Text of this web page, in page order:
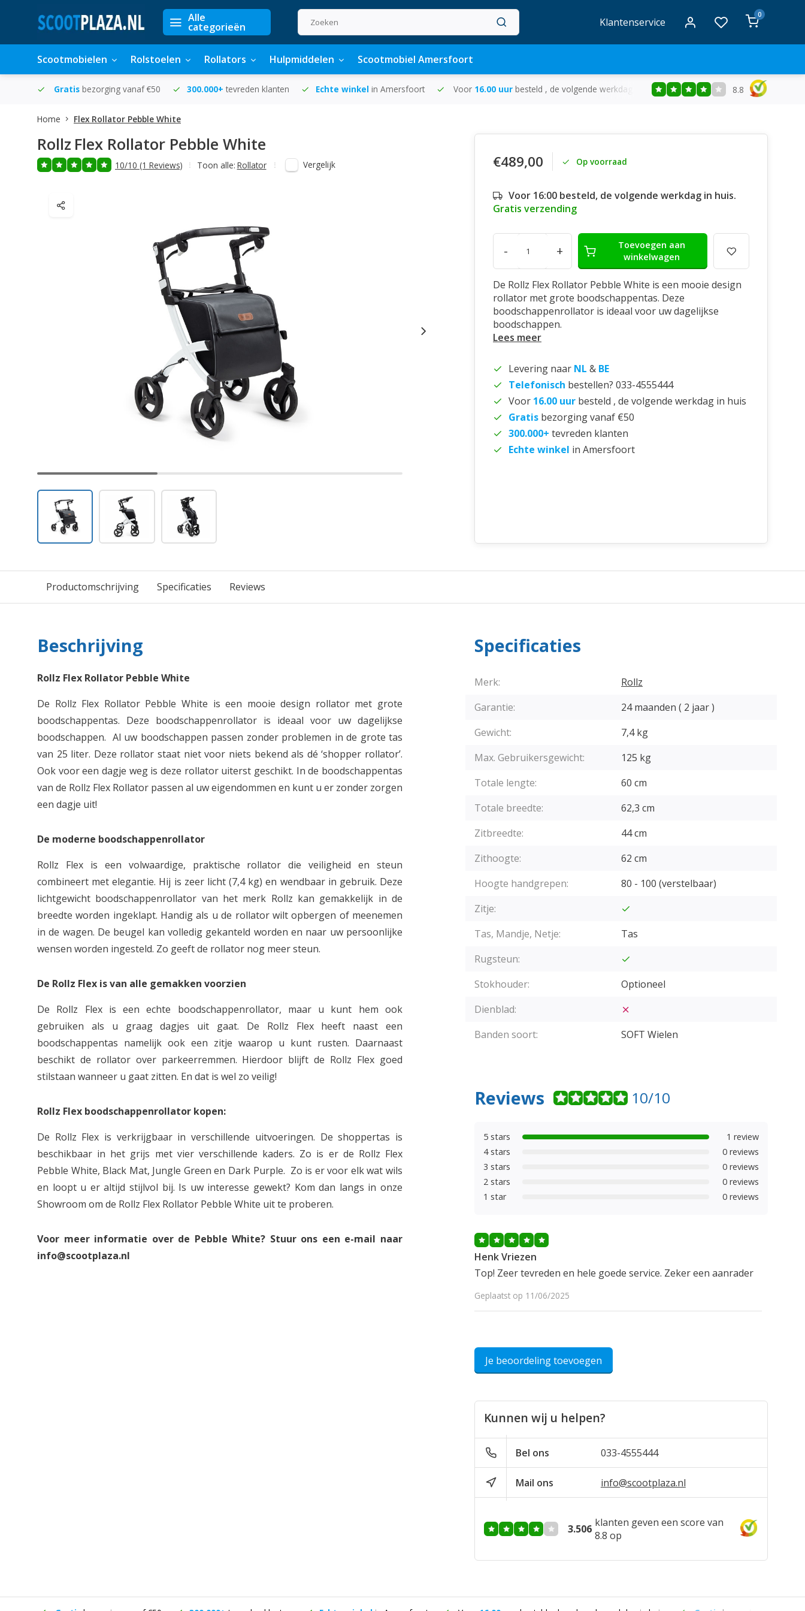
Alle
categorieën Klantenservice
0
Scootmobielen Rolstoelen Rollators Hulpmiddelen Scootmobiel Amersfoort
Gratis bezorging vanaf €50 300.000+ tevreden klanten Echte winkel in Amersfoort Voor 16.00 uur besteld , de volgende werkdag in huis Gratisbezorging vanaf €50
8.8
Home Flex Rollator Pebble White
Rollz Flex Rollator Pebble White
10/10 (1 Reviews) Toon alle: Rollator Vergelijk €489,00 Op voorraad
Voor 16:00 besteld, de volgende werkdag in huis.
Gratis verzending
- +
Toevoegen aan
winkelwagen
De Rollz Flex Rollator Pebble White is een mooie design
rollator met grote boodschappentas. Deze
boodschappenrollator is ideaal voor uw dagelijkse
boodschappen.
Lees meer
Levering naar NL & BE
Telefonisch bestellen? 033-4555444
Voor 16.00 uur besteld , de volgende werkdag in huis
Gratis bezorging vanaf €50
300.000+ tevreden klanten
Echte winkel in Amersfoort
Productomschrijving Specificaties Reviews
Beschrijving
Rollz Flex Rollator Pebble White
De Rollz Flex Rollator Pebble White is een mooie design rollator met grote
boodschappentas. Deze boodschappenrollator is ideaal voor uw dagelijkse
boodschappen. Al uw boodschappen passen zonder problemen in de grote tas
van 25 liter. Deze rollator staat niet voor niets bekend als dé ‘shopper rollator’.
Ook voor een dagje weg is deze rollator uiterst geschikt. In de boodschappentas
van de Rollz Flex Rollator passen al uw eigendommen en kunt u er zonder zorgen
een dagje uit!
De moderne boodschappenrollator
Rollz Flex is een volwaardige, praktische rollator die veiligheid en steun
combineert met elegantie. Hij is zeer licht (7,4 kg) en wendbaar in gebruik. Deze
lichtgewicht boodschappenrollator van het merk Rollz kan gemakkelijk in de
breedte worden ingeklapt. Handig als u de rollator wilt opbergen of meenemen
in de wagen. De beugel kan volledig gekanteld worden en naar uw persoonlijke
wensen worden ingesteld. Zo geeft de rollator nog meer steun.
De Rollz Flex is van alle gemakken voorzien
De Rollz Flex is een echte boodschappenrollator, maar u kunt hem ook
gebruiken als u graag dagjes uit gaat. De Rollz Flex heeft naast een
boodschappentas namelijk ook een zitje waarop u kunt rusten. Daarnaast
beschikt de rollator over parkeerremmen. Hierdoor blijft de Rollz Flex goed
stilstaan wanneer u gaat zitten. En dat is wel zo veilig!
Rollz Flex boodschappenrollator kopen:
De Rollz Flex is verkrijgbaar in verschillende uitvoeringen. De shoppertas is
beschikbaar in het grijs met vier verschillende kaders. Zo is er de Rollz Flex
Pebble White, Black Mat, Jungle Green en Dark Purple. Zo is er voor elk wat wils
en loopt u er altijd stijlvol bij. Is uw interesse gewekt? Kom dan langs in onze
Showroom om de Rollz Flex Rollator Pebble White uit te proberen.
Voor meer informatie over de Pebble White? Stuur ons een e-mail naar
info@scootplaza.nl
Specificaties
Merk:
Rollz
Garantie:
24 maanden ( 2 jaar )
Gewicht:
7,4 kg
Max. Gebruikersgewicht:
125 kg
Totale lengte:
60 cm
Totale breedte:
62,3 cm
Zitbreedte:
44 cm
Zithoogte:
62 cm
Hoogte handgrepen:
80 - 100 (verstelbaar)
Zitje:
Tas, Mandje, Netje:
Tas
Rugsteun:
Stokhouder:
Optioneel
Dienblad:
Banden soort:
SOFT Wielen
Reviews 10/10
5 stars
1 review
4 stars
0 reviews
3 stars
0 reviews
2 stars
0 reviews
1 star
0 reviews
Henk Vriezen
Top! Zeer tevreden en hele goede service. Zeker een aanrader
Geplaatst op 11/06/2025
Je beoordeling toevoegen
Kunnen wij u helpen?
Bel ons 033-4555444
Mail ons info@scootplaza.nl
3.506 klanten geven een score van
8.8 op